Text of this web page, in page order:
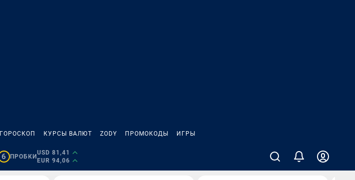
ГОРОСКОП КУРСЫ ВАЛЮТ ZODY ПРОМОКОДЫ ИГРЫ
6 ПРОБКИ
USD 81,41
EUR 94,06